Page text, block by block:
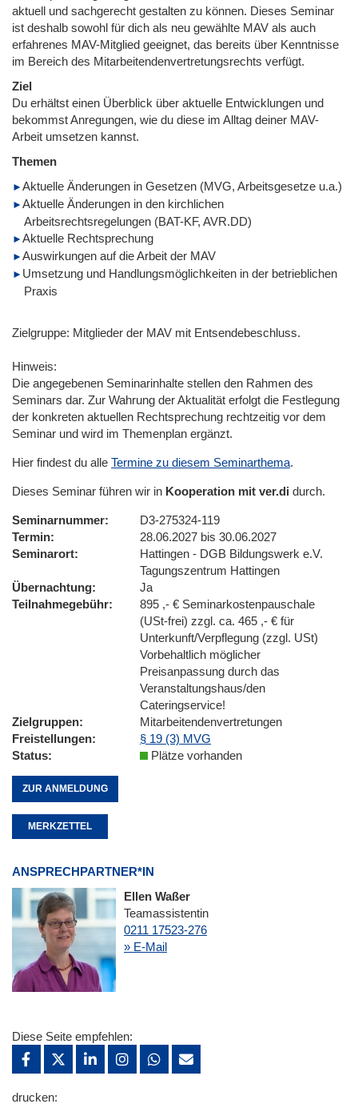
aktuell und sachgerecht gestalten zu können. Dieses Seminar
ist deshalb sowohl für dich als neu gewählte MAV als auch
erfahrenes MAV-Mitglied geeignet, das bereits über Kenntnisse
im Bereich des Mitarbeitendenvertretungsrechts verfügt.
Ziel
Du erhältst einen Überblick über aktuelle Entwicklungen und
bekommst Anregungen, wie du diese im Alltag deiner MAV-
Arbeit umsetzen kannst.
Themen
Aktuelle Änderungen in Gesetzen (MVG, Arbeitsgesetze u.a.)
Aktuelle Änderungen in den kirchlichen
Arbeitsrechtsregelungen (BAT-KF, AVR.DD)
Aktuelle Rechtsprechung
Auswirkungen auf die Arbeit der MAV
Umsetzung und Handlungsmöglichkeiten in der betrieblichen
Praxis
Zielgruppe: Mitglieder der MAV mit Entsendebeschluss.
Hinweis:
Die angegebenen Seminarinhalte stellen den Rahmen des
Seminars dar. Zur Wahrung der Aktualität erfolgt die Festlegung
der konkreten aktuellen Rechtsprechung rechtzeitig vor dem
Seminar und wird im Themenplan ergänzt.
Hier findest du alle Termine zu diesem Seminarthema.
Dieses Seminar führen wir in Kooperation mit ver.di durch.
Seminarnummer
D3-275324-119
Termin
28.06.2027 bis 30.06.2027
Seminarort
Hattingen - DGB Bildungswerk e.V.
Tagungszentrum Hattingen
Übernachtung
Ja
Teilnahmegebühr
895 ,- € Seminarkostenpauschale
(USt-frei) zzgl. ca. 465 ,- € für
Unterkunft/Verpflegung (zzgl. USt)
Vorbehaltlich möglicher
Preisanpassung durch das
Veranstaltungshaus/den
Cateringservice!
Zielgruppen
Mitarbeitendenvertretungen
Freistellungen
§ 19 (3) MVG
Status
Plätze vorhanden
ZUR ANMELDUNG
MERKZETTEL
ANSPRECHPARTNER*IN
Ellen Waßer
Teamassistentin
0211 17523-276
» E-Mail
Diese Seite empfehlen:
drucken: